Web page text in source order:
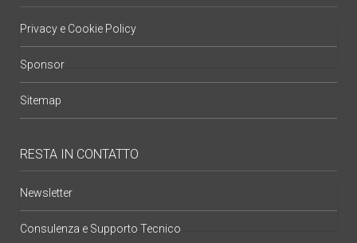
Privacy e Cookie Policy
Sponsor
Sitemap
RESTA IN CONTATTO
Newsletter
Consulenza e Supporto Tecnico